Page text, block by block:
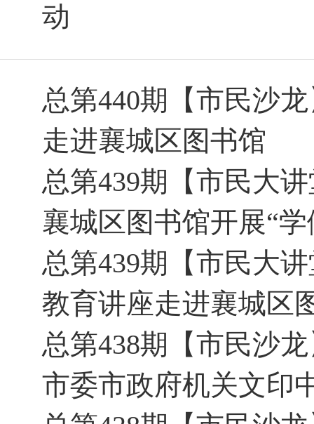
动
总第440期【市民沙
走进襄城区图书馆
总第439期【市民大
襄城区图书馆开展“
总第439期【市民大
教育讲座走进襄城区
总第438期【市民沙
市委市政府机关文印